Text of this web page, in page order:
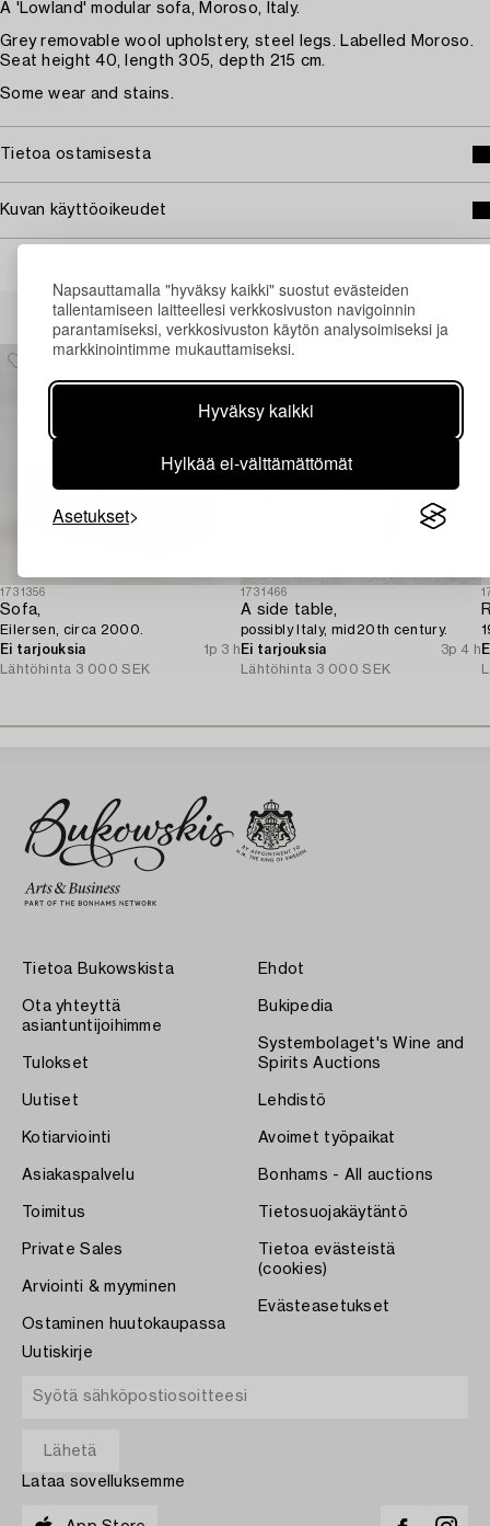
Napsauttamalla "hyväksy kaikki" suostut evästeiden
tallentamiseen laitteellesi verkkosivuston navigoinnin
parantamiseksi, verkkosivuston käytön analysoimiseksi ja
markkinointimme mukauttamiseksi.
Hyväksy kaikki
Hylkää ei-välttämättömät
Asetukset
A 'Lowland' modular sofa, Moroso, Italy.
Grey removable wool upholstery, steel legs. Labelled Moroso.
Seat height 40, length 305, depth 215 cm.
Some wear and stains.
Tietoa ostamisesta
Kuvan käyttöoikeudet
Muiden katsomia kohteita
1731356
Sofa,
Eilersen, circa 2000.
Ei tarjouksia
1p 3 h
Lähtöhinta 3 000 SEK
1731466
A side table,
possibly Italy, mid20th century.
Ei tarjouksia
3p 4 h
Lähtöhinta 3 000 SEK
Tietoa Bukowskista
Ota yhteyttä
asiantuntijoihimme
Tulokset
Uutiset
Kotiarviointi
Asiakaspalvelu
Toimitus
Private Sales
Arviointi & myyminen
Ostaminen huutokaupassa
Ehdot
Bukipedia
Systembolaget's Wine and
Spirits Auctions
Lehdistö
Avoimet työpaikat
Bonhams - All auctions
Tietosuojakäytäntö
Tietoa evästeistä
(cookies)
Evästeasetukset
Uutiskirje
Lataa sovelluksemme